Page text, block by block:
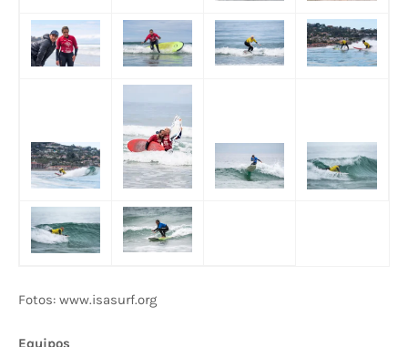
Fotos: www.isasurf.org
Equipos